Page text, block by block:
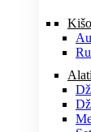
Alati